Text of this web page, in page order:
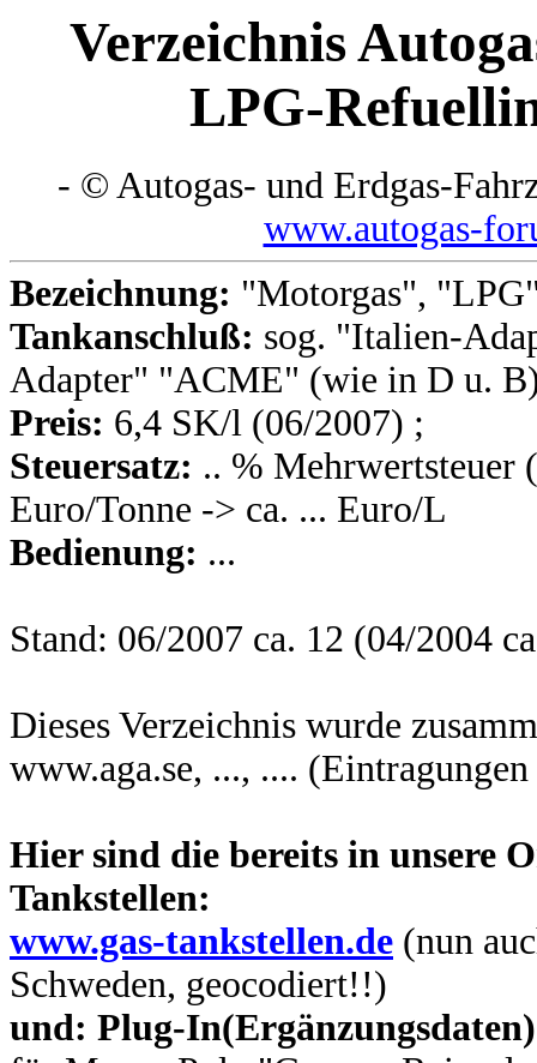
Verzeichnis
LPG-
- © Autogas- und Erdgas-
www.autogas-
Bezeichnung: "Motorgas",
Tankanschluß: sog. "Italien-
Adapter" "ACME" (wie in D u.
Preis: 6,4 SK/l (06/2007) ;
Steuersatz: .. % Mehrwertsteuer
Euro/Tonne -> ca. ... Euro/L
Bedienung: ...
Stand: 06/2007 ca. 12 (04/2004
Dieses Verzeichnis wurde
www.aga.se, ..., ....
Hier sind die bereits in unsere
Tankstellen:
www.gas-tankstellen.de (nun
Schweden, geocodiert!!)
und: Plug-In(Ergänzungsdaten)